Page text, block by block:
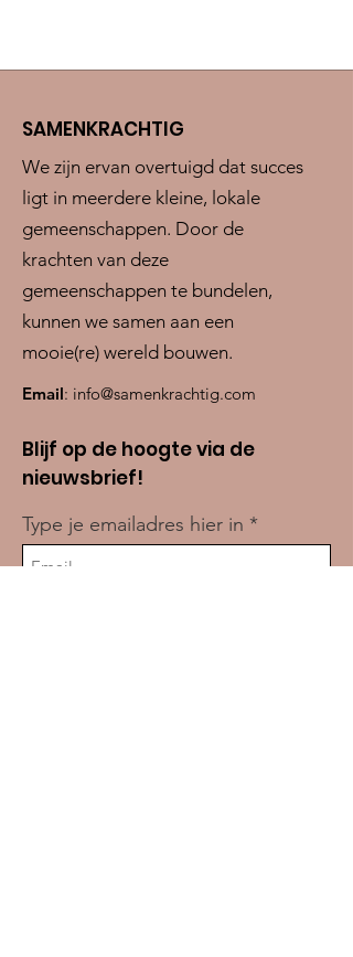
SAMENKRACHTIG
We zijn ervan overtuigd dat succes
ligt in meerdere kleine, lokale
gemeenschappen. Door de
krachten van deze
gemeenschappen te bundelen,
kunnen we samen aan een
mooie(re) wereld bouwen.
Email: info@samenkrachtig.com
Blijf op de hoogte via de
nieuwsbrief!
Type je emailadres hier in